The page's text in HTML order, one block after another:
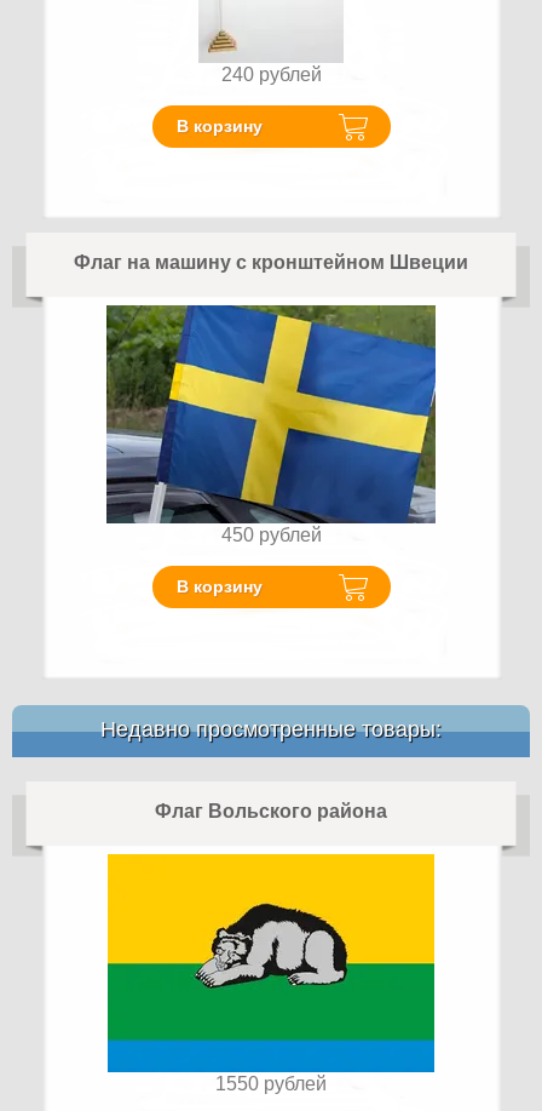
240 рублей
В корзину
Флаг на машину с кронштейном Швеции
450 рублей
В корзину
Недавно просмотренные товары:
Флаг Вольского района
1550 рублей